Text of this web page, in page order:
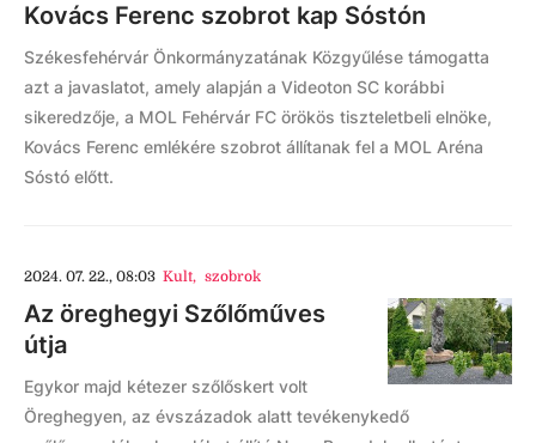
Kovács Ferenc szobrot kap Sóstón
Székesfehérvár Önkormányzatának Közgyűlése támogatta
azt a javaslatot, amely alapján a Videoton SC korábbi
sikeredzője, a MOL Fehérvár FC örökös tiszteletbeli elnöke,
Kovács Ferenc emlékére szobrot állítanak fel a MOL Aréna
Sóstó előtt.
2024. 07. 22., 08:03 Kult, szobrok
Az öreghegyi Szőlőműves
útja
Egykor majd kétezer szőlőskert volt
Öreghegyen, az évszázadok alatt tevékenykedő